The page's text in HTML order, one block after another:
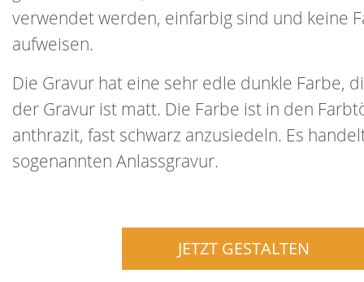
verwendet werden, einfarbig sind und keine
aufweisen.
Die Gravur hat eine sehr edle dunkle Farbe,
der Gravur ist matt. Die Farbe ist in den
anthrazit, fast schwarz anzusiedeln. Es
sogenannten Anlassgravur.
JETZT GESTALTEN